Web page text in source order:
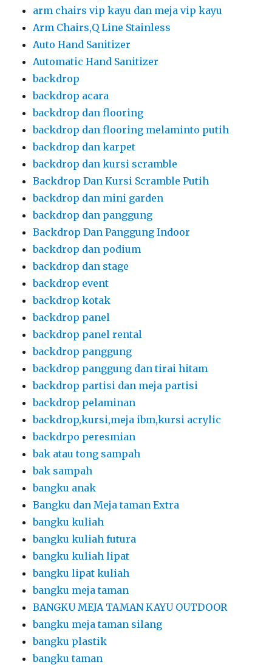
arm chairs vip kayu dan meja vip kayu
Arm Chairs,Q Line Stainless
Auto Hand Sanitizer
Automatic Hand Sanitizer
backdrop
backdrop acara
backdrop dan flooring
backdrop dan flooring melaminto putih
backdrop dan karpet
backdrop dan kursi scramble
Backdrop Dan Kursi Scramble Putih
backdrop dan mini garden
backdrop dan panggung
Backdrop Dan Panggung Indoor
backdrop dan podium
backdrop dan stage
backdrop event
backdrop kotak
backdrop panel
backdrop panel rental
backdrop panggung
backdrop panggung dan tirai hitam
backdrop partisi dan meja partisi
backdrop pelaminan
backdrop,kursi,meja ibm,kursi acrylic
backdrpo peresmian
bak atau tong sampah
bak sampah
bangku anak
Bangku dan Meja taman Extra
bangku kuliah
bangku kuliah futura
bangku kuliah lipat
bangku lipat kuliah
bangku meja taman
BANGKU MEJA TAMAN KAYU OUTDOOR
bangku meja taman silang
bangku plastik
bangku taman